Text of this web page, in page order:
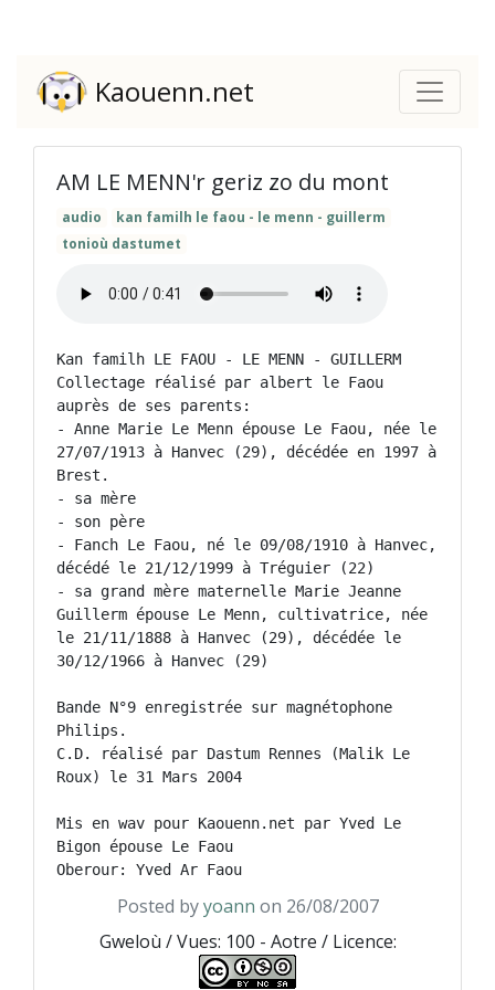
Kaouenn.net
AM LE MENN'r geriz zo du mont
audio
kan familh le faou - le menn - guillerm
tonioù dastumet
Kan familh LE FAOU - LE MENN - GUILLERM
Collectage réalisé par albert le Faou
auprès de ses parents:
- Anne Marie Le Menn épouse Le Faou, née le
27/07/1913 à Hanvec (29), décédée en 1997 à
Brest.
- sa mère
- son père
- Fanch Le Faou, né le 09/08/1910 à Hanvec,
décédé le 21/12/1999 à Tréguier (22)
- sa grand mère maternelle Marie Jeanne
Guillerm épouse Le Menn, cultivatrice, née
le 21/11/1888 à Hanvec (29), décédée le
30/12/1966 à Hanvec (29)
Bande N°9 enregistrée sur magnétophone
Philips.
C.D. réalisé par Dastum Rennes (Malik Le
Roux) le 31 Mars 2004
Mis en wav pour Kaouenn.net par Yved Le
Bigon épouse Le Faou
Oberour: Yved Ar Faou
Posted byyoann on 26/08/2007
Gweloù / Vues: 100 - Aotre / Licence: